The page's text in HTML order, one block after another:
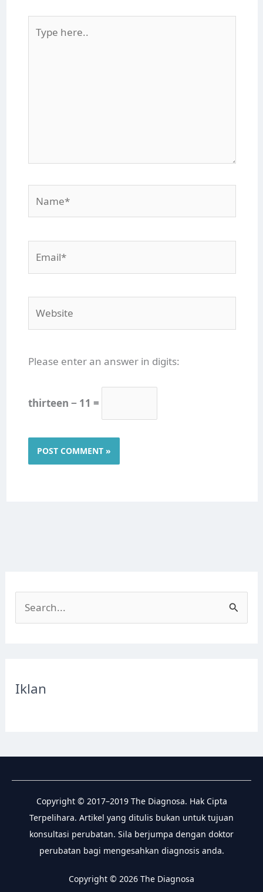
here..
Please enter an answer in digits:
thirteen − 11 =
e
c
r
:
Iklan
Copyright © 2017–2019 The Diagnosa. Hak Cipta
Terpelihara. Artikel yang ditulis bukan untuk tujuan
konsultasi perubatan. Sila berjumpa dengan doktor
perubatan bagi mengesahkan diagnosis anda.
Copyright © 2026 The Diagnosa